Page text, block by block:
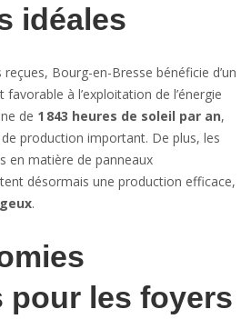
idéales
Bourg-en-Bresse bénéficie d’un
à l’exploitation de l’énergie
de 1 843 heures de soleil par an,
production important. De plus, les
en matière de panneaux
désormais une production efficace,
.
pour les foyers